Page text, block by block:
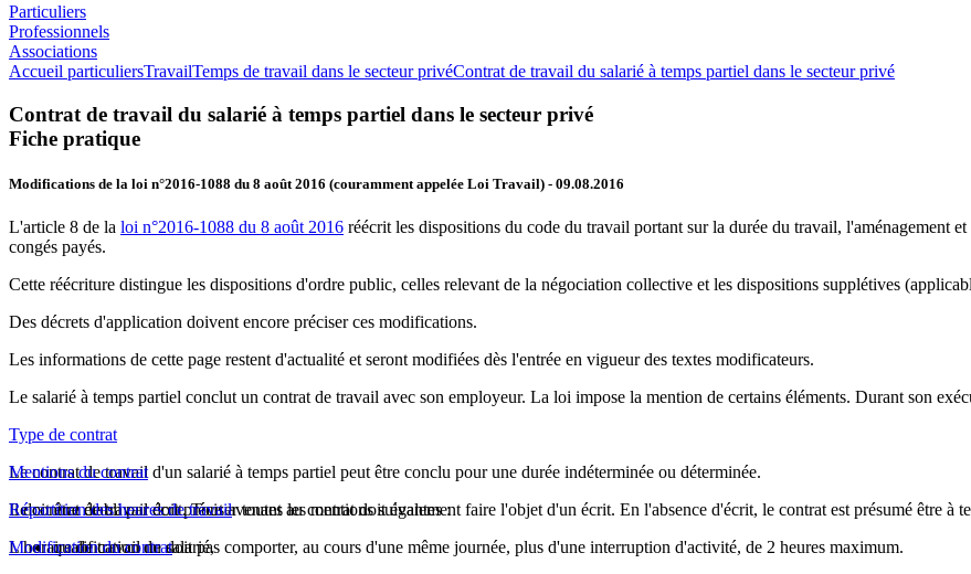
Particuliers
Professionnels
Associations
Accueil particuliersTravailTemps de travail dans le secteur privéContrat de travail du salarié à temps partiel dans le secteur privé
Contrat de travail du salarié à temps partiel dans le secteur privé
Fiche pratique
Modifications de la loi n°2016-1088 du 8 août 2016 (couramment appelée Loi Travail) - 09.08.2016
L'article 8 de la loi n°2016-1088 du 8 août 2016 réécrit les dispositions du code du travail portant sur la durée du travail, l'aménagement
congés payés.
Cette réécriture distingue les dispositions d'ordre public, celles relevant de la négociation collective et les dispositions supplétives
Des décrets d'application doivent encore préciser ces modifications.
Les informations de cette page restent d'actualité et seront modifiées dès l'entrée en vigueur des textes modificateurs.
Le salarié à temps partiel conclut un contrat de travail avec son employeur. La loi impose la mention de certains éléments. Durant son
Type de contrat
Le contrat de travail d'un salarié à temps partiel peut être conclu pour une durée indéterminée ou déterminée.
Il doit être établi par écrit. Tout avenant au contrat doit également faire l'objet d'un écrit. En l'absence d'écrit, le contrat est présumé être à
Mentions du contrat
Le contrat de travail doit préciser toutes les mentions suivantes :
qualification du salarié,
Répartition des heures de travail
L'horaire de travail ne doit pas comporter, au cours d'une même journée, plus d'une interruption d'activité, de 2 heures maximum.
Modification du contrat